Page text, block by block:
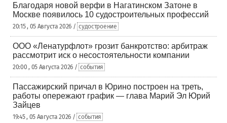
Благодаря новой верфи в Нагатинском Затоне в
Москве появилось 10 судостроительных профессий
20:15 , 05 Августа 2026 / судостроение
ООО «Ленатурфлот» грозит банкротство: арбитраж
рассмотрит иск о несостоятельности компании
20:00 , 05 Августа 2026 / события
Пассажирский причал в Юрино построен на треть,
работы опережают график — глава Марий Эл Юрий
Зайцев
19:45 , 05 Августа 2026 / события